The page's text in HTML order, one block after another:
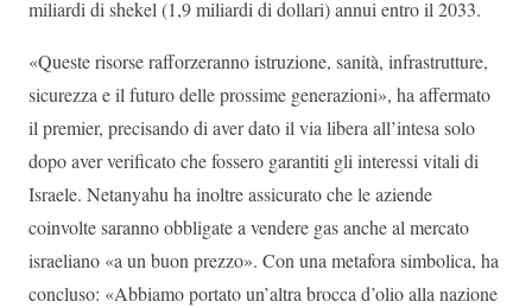
miliardi di shekel (1,9 miliardi di dollari) annui entro il 2033.
«Queste risorse rafforzeranno istruzione, sanità, infrastrutture,
sicurezza e il futuro delle prossime generazioni», ha affermato
il premier, precisando di aver dato il via libera all’intesa solo
dopo aver verificato che fossero garantiti gli interessi vitali di
Israele. Netanyahu ha inoltre assicurato che le aziende
coinvolte saranno obbligate a vendere gas anche al mercato
israeliano «a un buon prezzo». Con una metafora simbolica, ha
concluso: «Abbiamo portato un’altra brocca d’olio alla nazione